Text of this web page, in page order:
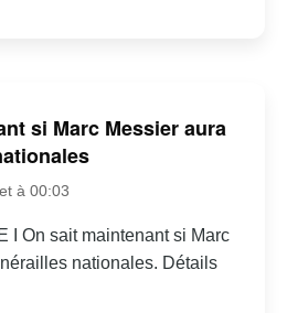
si Marc Messier aura
à 00:03
I On sait maintenant si Marc
nationales. Détails